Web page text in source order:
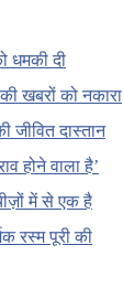
धमकी दी
खबरों को नकारा
जीवित दास्तान
होने वाला है’
में से एक है
रस्म पूरी की